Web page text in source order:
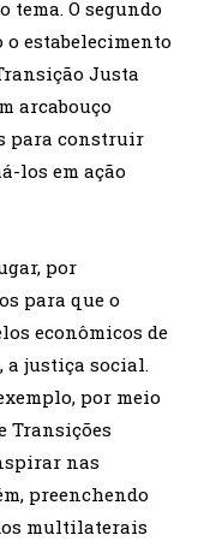
tema. O segundo
o estabelecimento
Justa
arcabouço
para construir
los em ação
por
para que o
econômicos de
a justiça social.
por meio
Transições
nas
preenchendo
multilaterais